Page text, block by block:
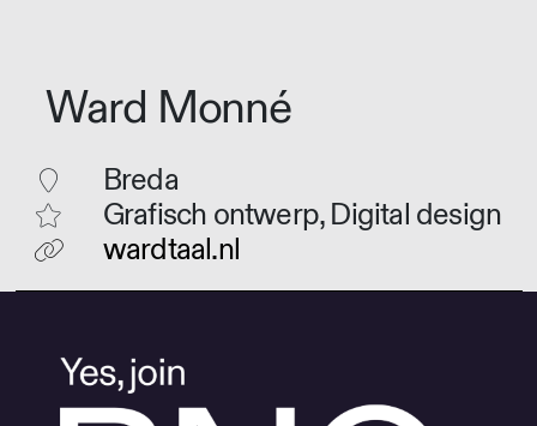
Ward Monné
Breda
Grafisch ontwerp, Digital design
wardtaal.nl